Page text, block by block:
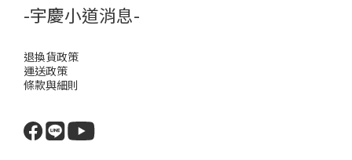
-宇慶小道消息-
退換貨政策
運送政策
條款與細則